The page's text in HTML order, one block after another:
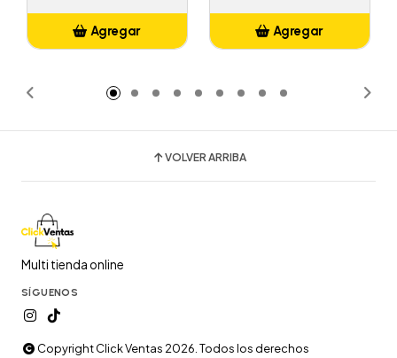
Agregar Agregar
VOLVER ARRIBA
Multi tienda online
SÍGUENOS
Copyright Click Ventas 2026. Todos los derechos